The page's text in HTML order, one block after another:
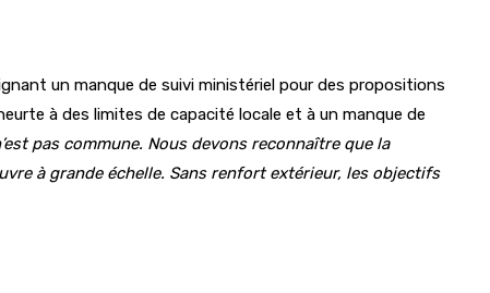
un manque de suivi ministériel pour des propositions
à des limites de capacité locale et à un manque de
pas commune. Nous devons reconnaître que la
à grande échelle. Sans renfort extérieur, les objectifs